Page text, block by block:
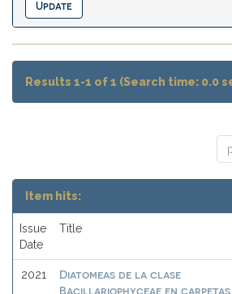
Results 1-1 of 1 (Search time: 0.0
Item hits:
Issue
Date
Title
2021
Diatomeas de la clase
Bacillariophyceae en carpetas